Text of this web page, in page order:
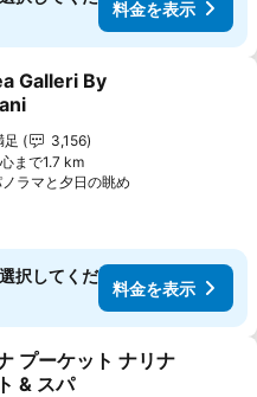
料金を表示
に入りに追加
Galleri By
ランク
足
3,156
まで1.7 km
ラマと夕日の眺め
択してくだ
料金を表示
に入りに追加
プーケット ナリナ
& スパ